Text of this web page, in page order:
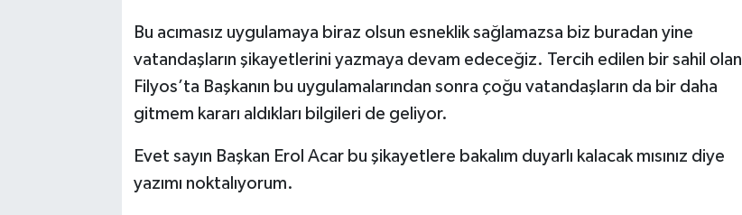
Bu acımasız uygulamaya biraz olsun esneklik sağlamazsa biz buradan yine
vatandaşların şikayetlerini yazmaya devam edeceğiz. Tercih edilen bir sahil olan
Filyos’ta Başkanın bu uygulamalarından sonra çoğu vatandaşların da bir daha
gitmem kararı aldıkları bilgileri de geliyor.
Evet sayın Başkan Erol Acar bu şikayetlere bakalım duyarlı kalacak mısınız diye
yazımı noktalıyorum.